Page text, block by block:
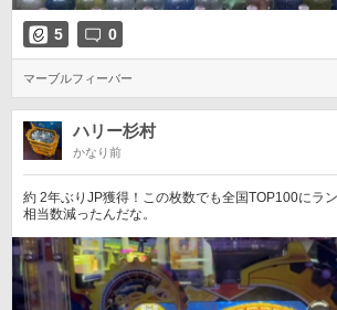
5 0
マーブルフィーバー
ハリー杉村
かなり前
約 2年ぶりJP獲得！この枚数でも全国TOP100にラ
相当数減ったんだな。